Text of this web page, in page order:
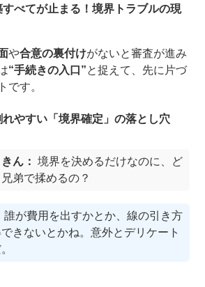
べてが止まる！境界トラブルの現
や合意の裏付けがないと審査が進み
“手続きの入口”と捉えて、先に片づ
です。
れやすい「境界確定」の落とし穴
ん： 境界を決めるだけなのに、ど
弟で揉めるの？
誰が費用を出すかとか、線の引き方
きないとかね。意外とデリケート